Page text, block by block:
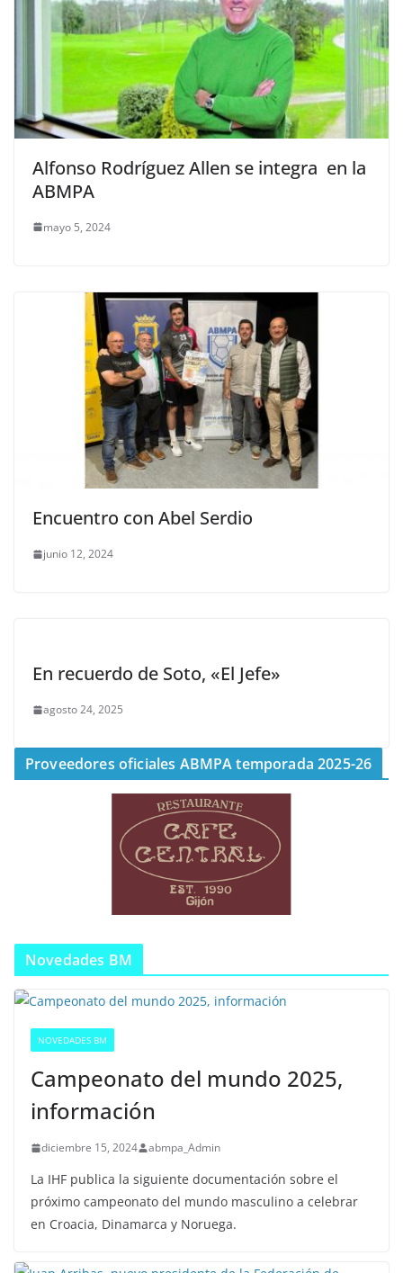
Alfonso Rodríguez Allen se integra en la
ABMPA
mayo 5, 2024
Encuentro con Abel Serdio
junio 12, 2024
En recuerdo de Soto, «El Jefe»
agosto 24, 2025
Proveedores oficiales ABMPA temporada 2025-26
Novedades BM
NOVEDADES BM
Campeonato del mundo 2025,
información
diciembre 15, 2024 abmpa_Admin
La IHF publica la siguiente documentación sobre el
próximo campeonato del mundo masculino a celebrar
en Croacia, Dinamarca y Noruega.